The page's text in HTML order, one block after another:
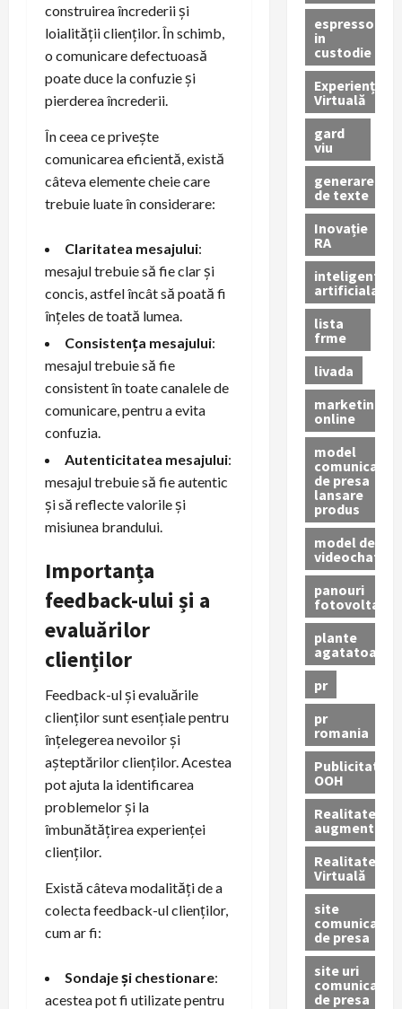
construirea încrederii și
loialității clienților. În schimb,
o comunicare defectuoasă
poate duce la confuzie și
pierderea încrederii.
În ceea ce privește
comunicarea eficientă, există
câteva elemente cheie care
trebuie luate în considerare:
Claritatea mesajului:
mesajul trebuie să fie clar și
concis, astfel încât să poată fi
înțeles de toată lumea.
Consistența mesajului:
mesajul trebuie să fie
consistent în toate canalele de
comunicare, pentru a evita
confuzia.
Autenticitatea mesajului:
mesajul trebuie să fie autentic
și să reflecte valorile și
misiunea brandului.
Importanța
feedback-ului și a
evaluărilor
clienților
Feedback-ul și evaluările
clienților sunt esențiale pentru
înțelegerea nevoilor și
așteptărilor clienților. Acestea
pot ajuta la identificarea
problemelor și la
îmbunătățirea experienței
clienților.
Există câteva modalități de a
colecta feedback-ul clienților,
cum ar fi:
Sondaje și chestionare:
acestea pot fi utilizate pentru
espressor
in
custodie
Experiență
Virtuală
gard
viu
generare
de texte
Inovație
RA
inteligenta
artificiala
lista
frme
livada
marketing
online
model
comunicat
de presa
lansare
produs
model de
videochat
panouri
fotovoltaice
plante
agatatoare
pr
pr
romania
Publicitate
OOH
Realitatea
augmentată
Realitatea
Virtuală
site
comunicate
de presa
site uri
comunicate
de presa